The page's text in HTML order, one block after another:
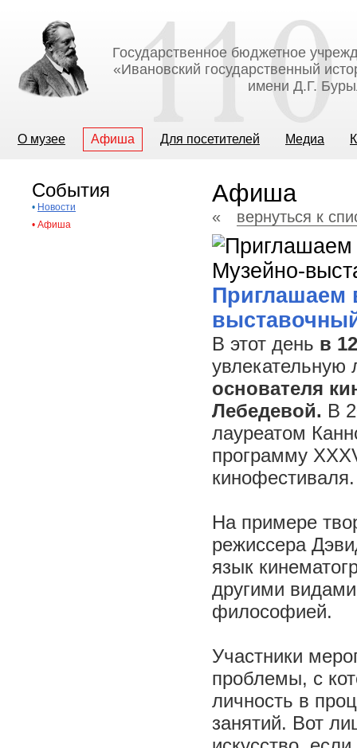
Государственное бюджетное
«Ивановский государственный
имени Д.Г.
О музее Афиша Для посетителей Медиа
События
• Новости
• Афиша
Афиша
« вернуться к
Приглашаем
В этот день в
основателя
Лебедевой. В
лауреатом
программу
кинофестиваля.
На примере
режиссера
язык
другими видами
философией.
Участники
проблемы, с
личность в
занятий. Вот